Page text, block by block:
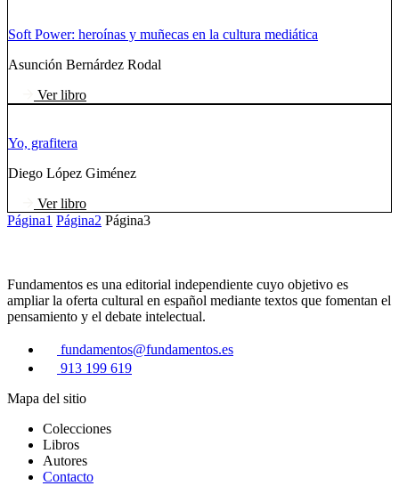
Soft Power: heroínas y muñecas en la cultura mediática
Asunción Bernárdez Rodal
Ver libro
Yo, grafitera
Diego López Giménez
Ver libro
Página1 Página2 Página3
Fundamentos es una editorial independiente cuyo objetivo es
ampliar la oferta cultural en español mediante textos que fomentan el
pensamiento y el debate intelectual.
fundamentos@fundamentos.es
913 199 619
Mapa del sitio
Colecciones
Libros
Autores
Contacto